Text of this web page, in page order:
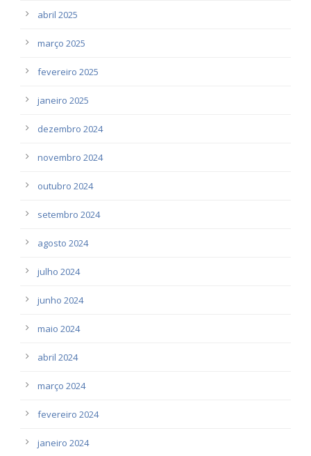
abril 2025
março 2025
fevereiro 2025
janeiro 2025
dezembro 2024
novembro 2024
outubro 2024
setembro 2024
agosto 2024
julho 2024
junho 2024
maio 2024
abril 2024
março 2024
fevereiro 2024
janeiro 2024